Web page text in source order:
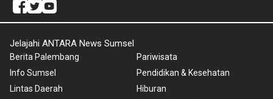
Jelajahi ANTARA News Sumsel
Berita Palembang
Info Sumsel
Lintas Daerah
Pariwisata
Pendidikan & Kesehatan
Hiburan